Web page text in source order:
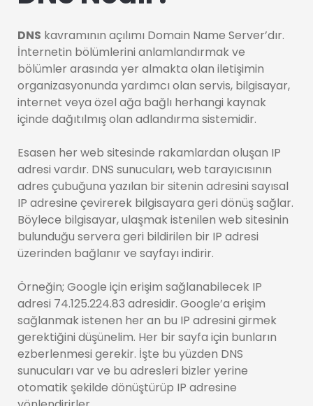
DNS kavramının açılımı Domain Name Server’dır.
İnternetin bölümlerini anlamlandırmak ve
bölümler arasında yer almakta olan iletişimin
organizasyonunda yardımcı olan servis, bilgisayar,
internet veya özel ağa bağlı herhangi kaynak
içinde dağıtılmış olan adlandırma sistemidir.
Esasen her web sitesinde rakamlardan oluşan IP
adresi vardır. DNS sunucuları, web tarayıcısının
adres çubuğuna yazılan bir sitenin adresini sayısal
IP adresine çevirerek bilgisayara geri dönüş sağlar.
Böylece bilgisayar, ulaşmak istenilen web sitesinin
bulunduğu servera geri bildirilen bir IP adresi
üzerinden bağlanır ve sayfayı indirir.
Örneğin; Google için erişim sağlanabilecek IP
adresi 74.125.224.83 adresidir. Google’a erişim
sağlanmak istenen her an bu IP adresini girmek
gerektiğini düşünelim. Her bir sayfa için bunların
ezberlenmesi gerekir. İşte bu yüzden DNS
sunucuları var ve bu adresleri bizler yerine
otomatik şekilde dönüştürüp IP adresine